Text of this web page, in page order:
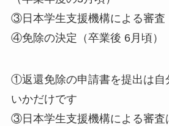
③日本学生支援機構による審査
④免除の決定（卒業後 6月頃）
①返還免除の申請書を提出は自
いかだけです
③日本学生支援機構による審査